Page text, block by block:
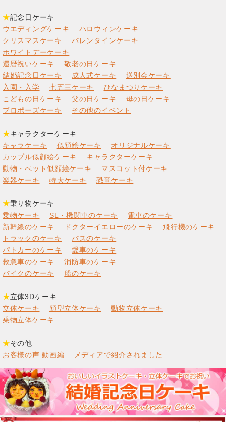
★記念日ケーキ
ウエディングケーキ
ハロウィンケーキ
クリスマスケーキ
バレンタインケーキ
ホワイトデーケーキ
還暦祝いケーキ
敬老の日ケーキ
結婚記念日ケーキ
成人式ケーキ
送別会ケーキ
入園・入学
七五三ケーキ
ひなまつりケーキ
こどもの日ケーキ
父の日ケーキ
母の日ケーキ
プロポーズケーキ
その他のイベント
★キャラクターケーキ
キャラケーキ
似顔絵ケーキ
オリジナルケーキ
カップル似顔絵ケーキ
キャラクターケーキ
動物・ペット似顔絵ケーキ
マスコット付ケーキ
楽器ケーキ
特大ケーキ 恐竜ケーキ
★乗り物ケーキ
乗物ケーキ
SL・機関車のケーキ
電車のケーキ
新幹線のケーキ
ドクターイエローのケーキ
飛行機のケーキ
トラックのケーキ
バスのケーキ
パトカーのケーキ
愛車のケーキ
救急車のケーキ
消防車のケーキ
バイクのケーキ
船のケーキ
★立体3Dケーキ
立体ケーキ
顔型立体ケーキ
動物立体ケーキ
乗物立体ケーキ
★その他
お客様の声 動画編
メディアで紹介されました